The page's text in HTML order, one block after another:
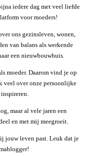
iedere dag met veel liefde
voor moeders!
ons gezinsleven, wonen,
van balans als werkende
een nieuwbouwhuis.
moeder. Daarom vind je op
veel over onze persoonlijke
maar al vele jaren een
en met mij meegroeit.
jouw leven past. Leuk dat je